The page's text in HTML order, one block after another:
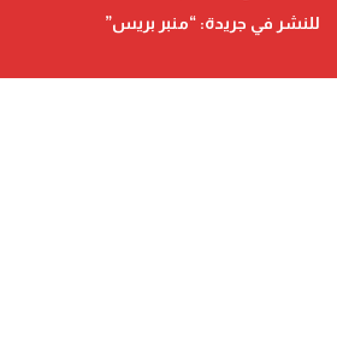
للنشر في جريدة: “منبر بريس”